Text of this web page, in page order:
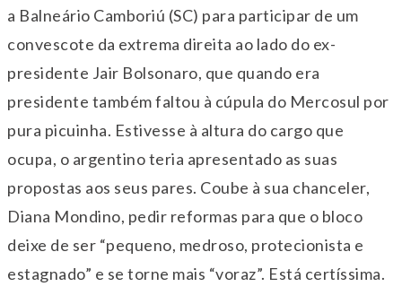
a Balneário Camboriú (SC) para participar de um
convescote da extrema direita ao lado do ex-
presidente Jair Bolsonaro, que quando era
presidente também faltou à cúpula do Mercosul por
pura picuinha. Estivesse à altura do cargo que
ocupa, o argentino teria apresentado as suas
propostas aos seus pares. Coube à sua chanceler,
Diana Mondino, pedir reformas para que o bloco
deixe de ser “pequeno, medroso, protecionista e
estagnado” e se torne mais “voraz”. Está certíssima.